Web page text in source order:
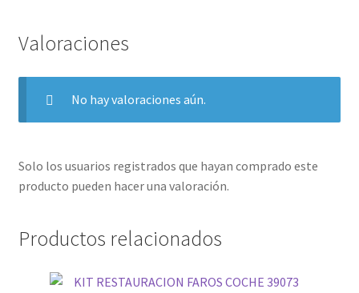
Valoraciones
No hay valoraciones aún.
Solo los usuarios registrados que hayan comprado este
producto pueden hacer una valoración.
Productos relacionados